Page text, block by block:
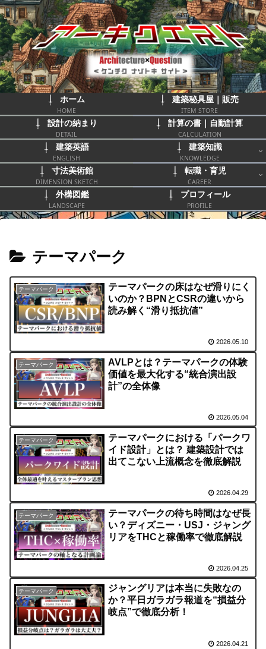
ホーム
HOME
建築秘具屋｜販売
ITEM STORE
設計の納まり
DETAIL
計算の書｜自動計算
CALCULATION
建築英語
ENGLISH
建築知識
KNOWLEDGE
寸法美術館
DIMENSION SKETCH
転職・育児
CAREER
外構図鑑
LANDSCAPE
プロフィール
PROFILE
テーマパーク
テーマパーク
テーマパークの床はなぜ滑りにく
いのか？BPNとCSRの違いから
読み解く“滑り抵抗値”
2026.05.10
テーマパーク
AVLPとは？テーマパークの体験
価値を最大化する“統合演出設
計”の全体像
2026.05.04
テーマパーク
テーマパークにおける「パークワ
イド設計」とは？ 建築設計では
出てこない上流概念を徹底解説
2026.04.29
テーマパーク
テーマパークの待ち時間はなぜ長
い？ディズニー・USJ・ジャング
リアをTHCと稼働率で徹底解説
2026.04.25
テーマパーク
ジャングリアは本当に失敗なの
か？平日ガラガラ報道を“損益分
岐点”で徹底分析！
2026.04.21